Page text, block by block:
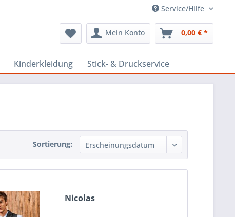
Service/Hilfe
Mein Konto 0,00 € *
Kinderkleidung Stick- & Druckservice
Sortierung:
Nicolas